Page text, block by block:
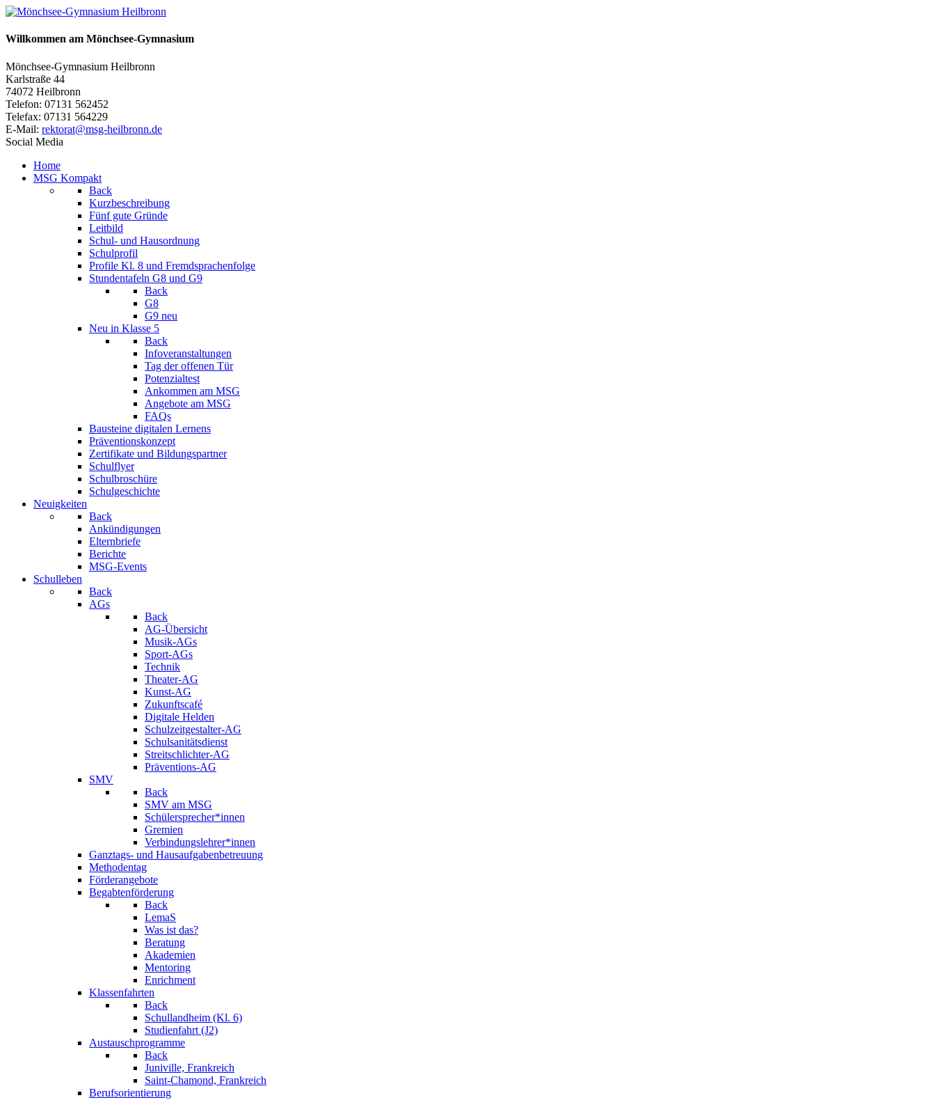
Willkommen am Mönchsee-Gymnasium
Mönchsee-Gymnasium Heilbronn
Karlstraße 44
74072 Heilbronn
Telefon: 07131 562452
Telefax: 07131 564229
E-Mail: rektorat@msg-heilbronn.de
Social Media
Home
MSG Kompakt
Back
Kurzbeschreibung
Fünf gute Gründe
Leitbild
Schul- und Hausordnung
Schulprofil
Profile Kl. 8 und Fremdsprachenfolge
Stundentafeln G8 und G9
Back
G8
G9 neu
Neu in Klasse 5
Back
Infoveranstaltungen
Tag der offenen Tür
Potenzialtest
Ankommen am MSG
Angebote am MSG
FAQs
Bausteine digitalen Lernens
Präventionskonzept
Zertifikate und Bildungspartner
Schulflyer
Schulbroschüre
Schulgeschichte
Neuigkeiten
Back
Ankündigungen
Elternbriefe
Berichte
MSG-Events
Schulleben
Back
AGs
Back
AG-Übersicht
Musik-AGs
Sport-AGs
Technik
Theater-AG
Kunst-AG
Zukunftscafé
Digitale Helden
Schulzeitgestalter-AG
Schulsanitätsdienst
Streitschlichter-AG
Präventions-AG
SMV
Back
SMV am MSG
Schülersprecher*innen
Gremien
Verbindungslehrer*innen
Ganztags- und Hausaufgabenbetreuung
Methodentag
Förderangebote
Begabtenförderung
Back
LemaS
Was ist das?
Beratung
Akademien
Mentoring
Enrichment
Klassenfahrten
Back
Schullandheim (Kl. 6)
Studienfahrt (J2)
Austauschprogramme
Back
Juniville, Frankreich
Saint-Chamond, Frankreich
Berufsorientierung